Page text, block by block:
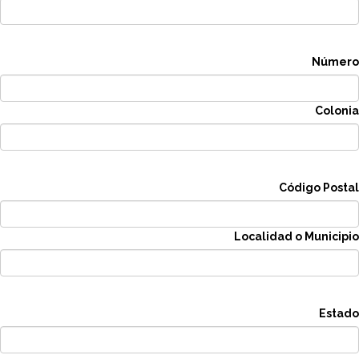
Número
Colonia
Código Postal
Localidad o Municipio
Estado